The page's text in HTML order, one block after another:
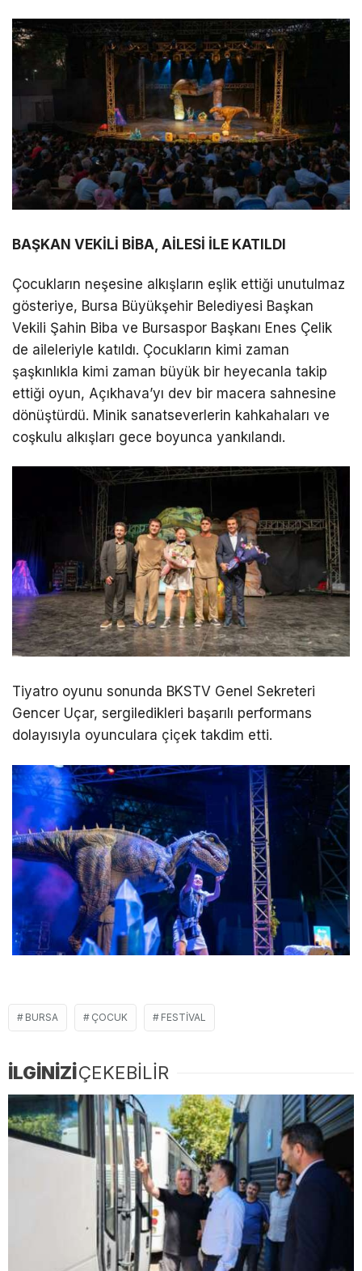
BAŞKAN VEKİLİ BİBA, AİLESİ İLE KATILDI
Çocukların neşesine alkışların eşlik ettiği unutulmaz
gösteriye, Bursa Büyükşehir Belediyesi Başkan
Vekili Şahin Biba ve Bursaspor Başkanı Enes Çelik
de aileleriyle katıldı. Çocukların kimi zaman
şaşkınlıkla kimi zaman büyük bir heyecanla takip
ettiği oyun, Açıkhava’yı dev bir macera sahnesine
dönüştürdü. Minik sanatseverlerin kahkahaları ve
coşkulu alkışları gece boyunca yankılandı.
Tiyatro oyunu sonunda BKSTV Genel Sekreteri
Gencer Uçar, sergiledikleri başarılı performans
dolayısıyla oyunculara çiçek takdim etti.
BURSA ÇOCUK FESTIVAL
İLGİNİZİÇEKEBİLİR